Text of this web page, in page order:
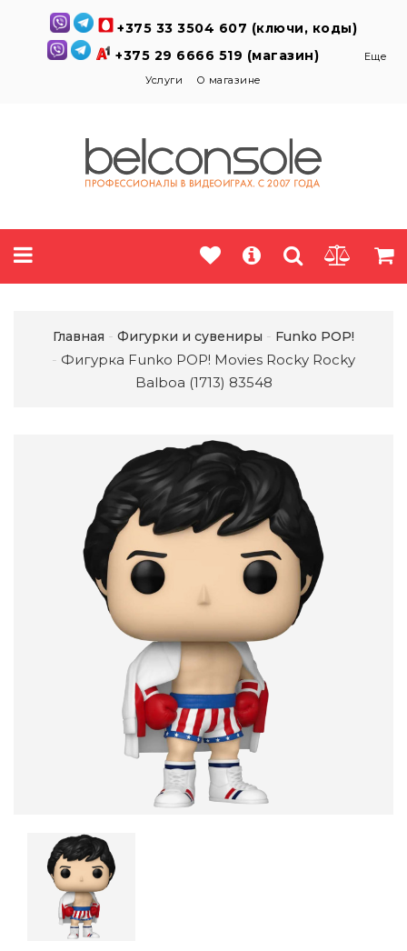
+375 33 3504 607 (ключи, коды)
+375 29 6666 519 (магазин)
Еще
Услуги
О магазине
Главная Фигурки и сувениры Funko POP!
Фигурка Funko POP! Movies Rocky Rocky
Balboa (1713)​ 83548